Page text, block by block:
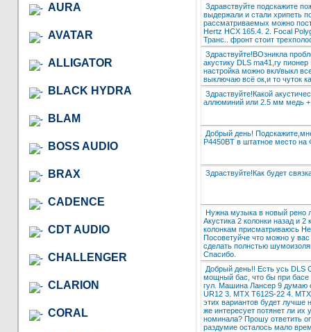
AURA
AVATAR
ALLIGATOR
BLACK HYDRA
BLAM
BOSS AUDIO
BRAX
CADENCE
CDT AUDIO
CHALLENGER
CLARION
CORAL
Здравствуйте подскажите
выдержали и стали хрипеть
рассматриваемых можно
Hertz HCX 165.4. 2. Focal
Транс.. фронт стоит
Здраствуйте!ВОзникла
акустику DLS ma41,гу
настройка можно вкл/выкл
выключаю всё ок,и то чуток
Здраствуйте!Какой
аллюминий или 2.5 мм медь
Добрый день!
P4450BT в штатное место на
Здраствуйте!Как будет
Нужна музыка в новый рено
Акустика 2 колонки назад и
колонкам присматриваюсь
Посоветуйче что можно у
сделать полнстью
Спасибо.
Добрый день!! Есть усь DLS
мощный бас, что бы при басе
гул. Машина Лансер 9 думаю
UR12 3. MTX T612S-22 4.
этих вариантов будет лучше
же интересует потянет ли их
номинала? Прошу ответить
раздумие осталось мало